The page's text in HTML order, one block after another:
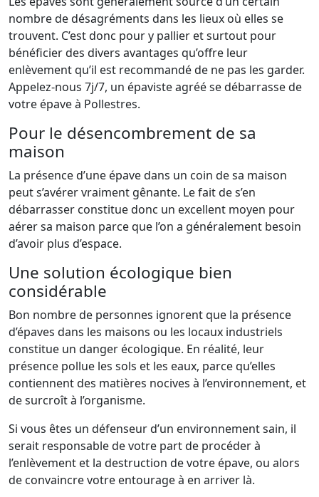
nombre de désagréments dans les lieux où elles se
trouvent. C’est donc pour y pallier et surtout pour
bénéficier des divers avantages qu’offre leur
enlèvement qu’il est recommandé de ne pas les garder.
Appelez-nous 7j/7, un épaviste agréé se débarrasse de
votre épave à Pollestres.
Pour le désencombrement de sa
maison
La présence d’une épave dans un coin de sa maison
peut s’avérer vraiment gênante. Le fait de s’en
débarrasser constitue donc un excellent moyen pour
aérer sa maison parce que l’on a généralement besoin
d’avoir plus d’espace.
Une solution écologique bien
considérable
Bon nombre de personnes ignorent que la présence
d’épaves dans les maisons ou les locaux industriels
constitue un danger écologique. En réalité, leur
présence pollue les sols et les eaux, parce qu’elles
contiennent des matières nocives à l’environnement, et
de surcroît à l’organisme.
Si vous êtes un défenseur d’un environnement sain, il
serait responsable de votre part de procéder à
l’enlèvement et la destruction de votre épave, ou alors
de convaincre votre entourage à en arriver là.